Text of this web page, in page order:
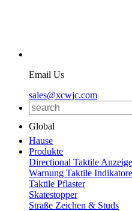
Email Us
sales@xcwjc.com
Global
Hause
Produkte
Directional Taktile
Warnung Taktile
Taktile Pflaster
Skatestopper
Straße Zeichen & Studs